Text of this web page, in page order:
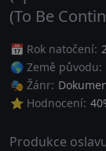
(To Be
📅 Rok natočení:
🌎 Země původu:
🎭 Žánr:
⭐ Hodnocení: 40
Produkce